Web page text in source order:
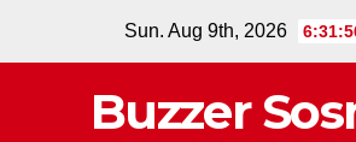
Sun. Aug 9th, 2026
Buzzer